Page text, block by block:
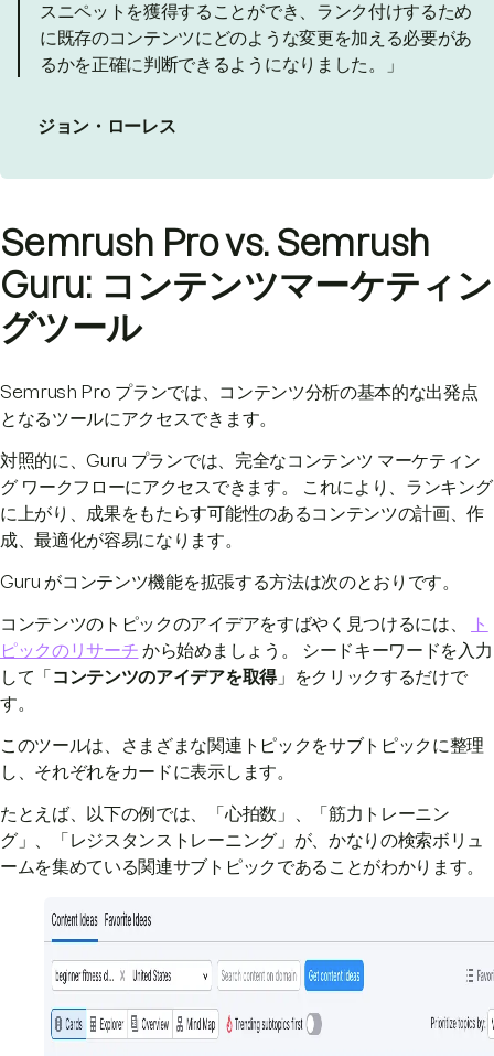
スニペットを獲得することができ、ランク付けするため
に既存のコンテンツにどのような変更を加える必要があ
るかを正確に判断できるようになりました。」
ジョン・ローレス
Semrush Pro vs. Semrush
Guru: コンテンツマーケティン
グツール
Semrush Pro プランでは、コンテンツ分析の基本的な出発点
となるツールにアクセスできます。
対照的に、Guru プランでは、完全なコンテンツ マーケティン
グ ワークフローにアクセスできます。 これにより、ランキング
に上がり、成果をもたらす可能性のあるコンテンツの計画、作
成、最適化が容易になります。
Guru がコンテンツ機能を拡張する方法は次のとおりです。
コンテンツのトピックのアイデアをすばやく見つけるには、
ト
ピックのリサーチ から始めましょう。 シードキーワードを入力
して「コンテンツのアイデアを取得」をクリックするだけで
す。
このツールは、さまざまな関連トピックをサブトピックに整理
し、それぞれをカードに表示します。
たとえば、以下の例では、「心拍数」、「筋力トレーニン
グ」、「レジスタンストレーニング」が、かなりの検索ボリュ
ームを集めている関連サブトピックであることがわかります。